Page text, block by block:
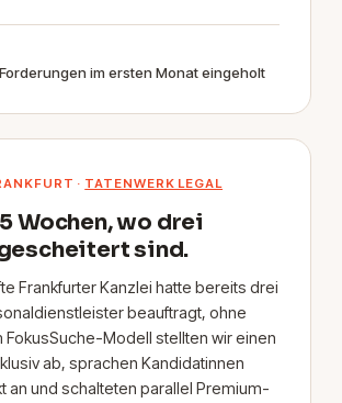
Forderungen im ersten Monat eingeholt
· TATENWERK LEGAL
Wochen, wo drei
sind.
Frankfurter Kanzlei hatte bereits drei
beauftragt, ohne
FokusSuche-Modell stellten wir einen
ab, sprachen Kandidatinnen
an und schalteten parallel Premium-